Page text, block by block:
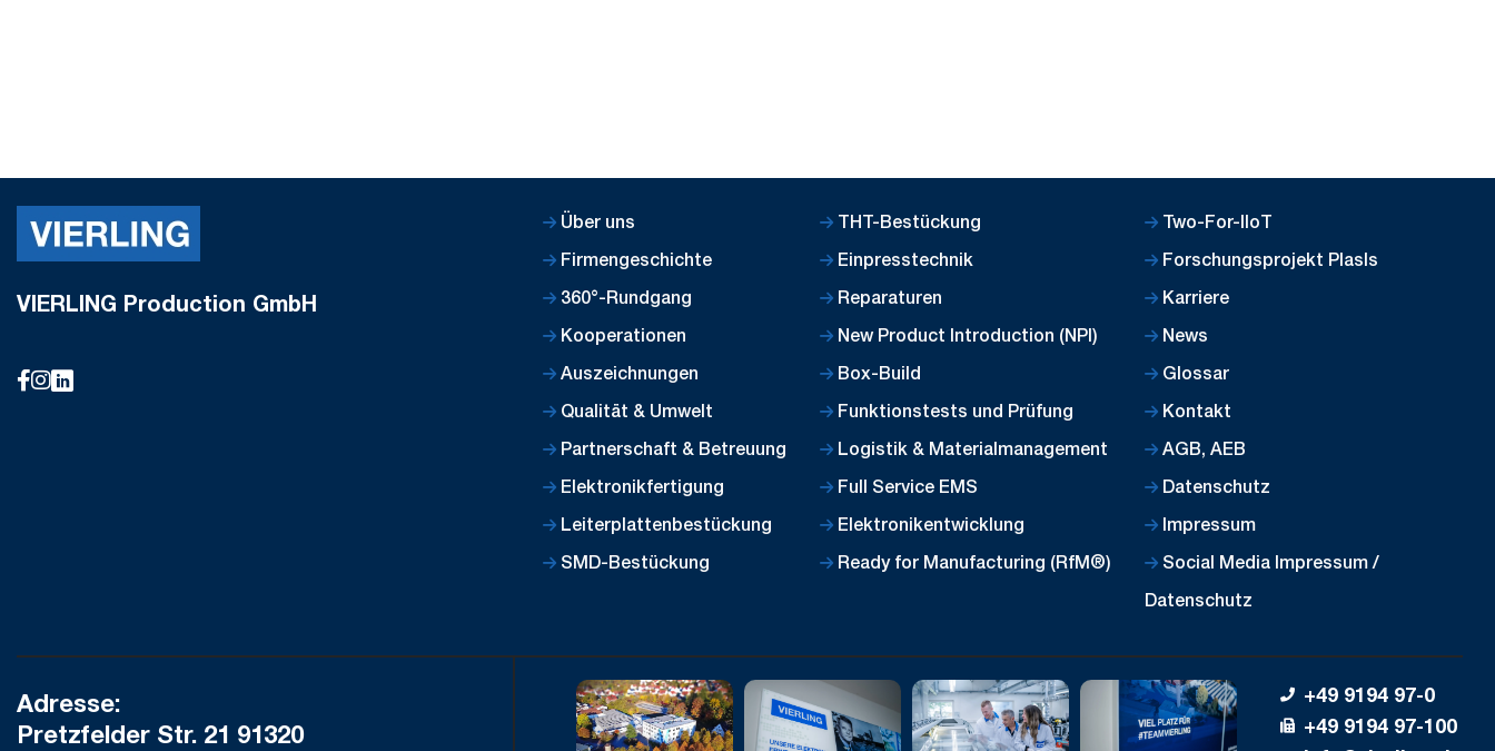
VIERLING Production GmbH
Über uns
Firmengeschichte
360°-Rundgang
Kooperationen
Auszeichnungen
Qualität & Umwelt
Partnerschaft & Betreuung
Elektronikfertigung
Leiterplattenbestückung
SMD-Bestückung
THT-Bestückung
Einpresstechnik
Reparaturen
New Product Introduction (NPI)
Box-Build
Funktionstests und Prüfung
Logistik & Materialmanagement
Full Service EMS
Elektronikentwicklung
Ready for Manufacturing (RfM®)
Two-For-IIoT
Forschungsprojekt PlasIs
Karriere
News
Glossar
Kontakt
AGB, AEB
Datenschutz
Impressum
Social Media Impressum /
Datenschutz
Adresse:
Pretzfelder Str. 21 91320
+49 9194 97-0
+49 9194 97-100